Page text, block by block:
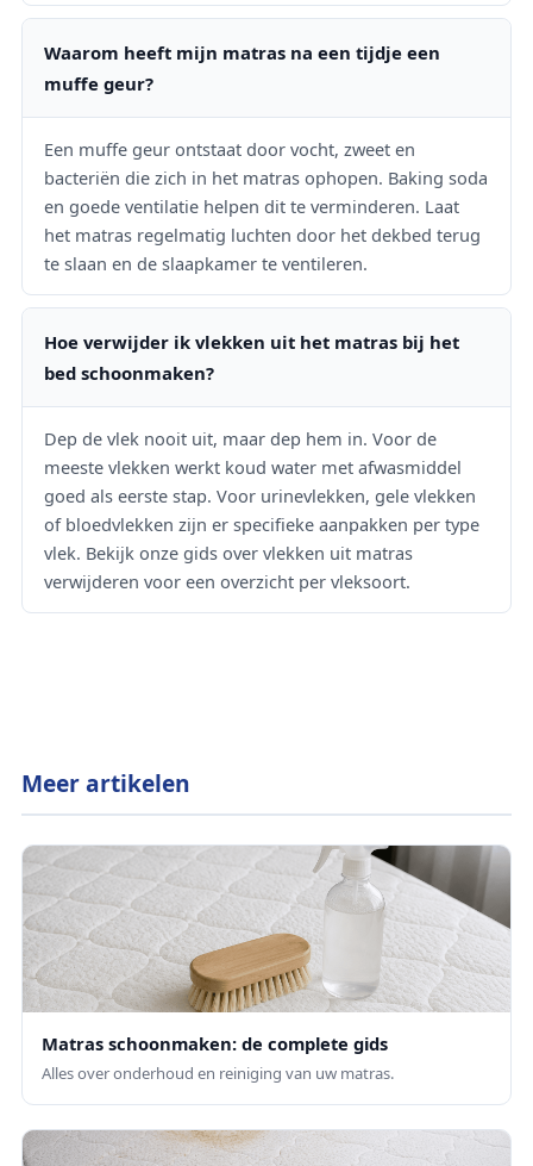
Waarom heeft mijn matras na een tijdje een
muffe geur?
Een muffe geur ontstaat door vocht, zweet en
bacteriën die zich in het matras ophopen. Baking soda
en goede ventilatie helpen dit te verminderen. Laat
het matras regelmatig luchten door het dekbed terug
te slaan en de slaapkamer te ventileren.
Hoe verwijder ik vlekken uit het matras bij het
bed schoonmaken?
Dep de vlek nooit uit, maar dep hem in. Voor de
meeste vlekken werkt koud water met afwasmiddel
goed als eerste stap. Voor urinevlekken, gele vlekken
of bloedvlekken zijn er specifieke aanpakken per type
vlek. Bekijk onze gids over vlekken uit matras
verwijderen voor een overzicht per vleksoort.
Meer artikelen
Matras schoonmaken: de complete gids
Alles over onderhoud en reiniging van uw matras.